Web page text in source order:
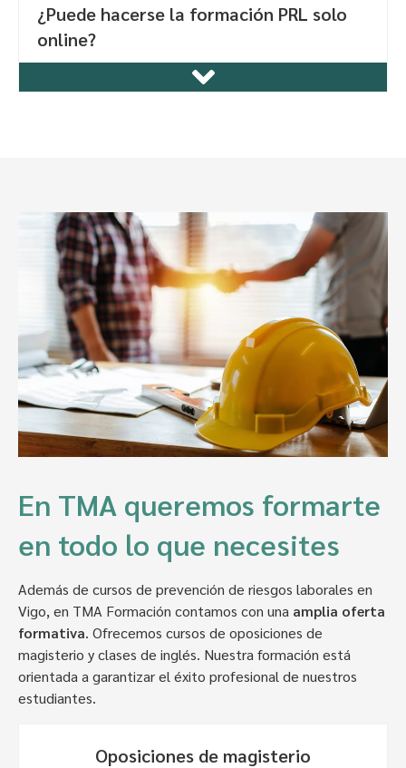
¿Puede hacerse la formación PRL solo
online?
En TMA queremos formarte
en todo lo que necesites
Además de cursos de prevención de riesgos laborales en
Vigo, en TMA Formación contamos con una amplia oferta
formativa. Ofrecemos cursos de oposiciones de
magisterio y clases de inglés. Nuestra formación está
orientada a garantizar el éxito profesional de nuestros
estudiantes.
Oposiciones de magisterio